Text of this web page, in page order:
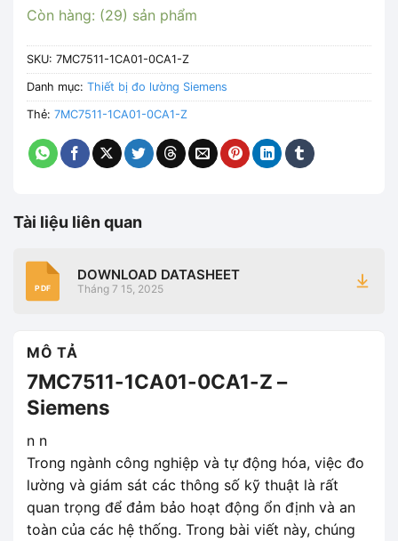
Còn hàng: (29) sản phẩm
SKU: 7MC7511-1CA01-0CA1-Z
Danh mục: Thiết bị đo lường Siemens
Thẻ: 7MC7511-1CA01-0CA1-Z
Tài liệu liên quan
PDF
DOWNLOAD DATASHEET
Tháng 7 15, 2025
MÔ TẢ
7MC7511-1CA01-0CA1-Z –
Siemens
n n
Trong ngành công nghiệp và tự động hóa, việc đo
lường và giám sát các thông số kỹ thuật là rất
quan trọng để đảm bảo hoạt động ổn định và an
toàn của các hệ thống. Trong bài viết này, chúng